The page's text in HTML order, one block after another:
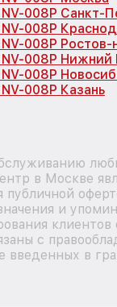
008P Санкт-
008P
008P
008P Нижний
008P
008P Казань
в Москве
публичной
и
с
введенных в